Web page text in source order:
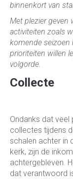
binnenkort van
Met plezier geven
activiteiten zoals
komende seizoen
prioriteiten willen
volgorde.
Collecte
Ondanks dat veel
collectes tijdens
schalen achter in
kerk, zijn de
achtergebleven.
dat verantwoord